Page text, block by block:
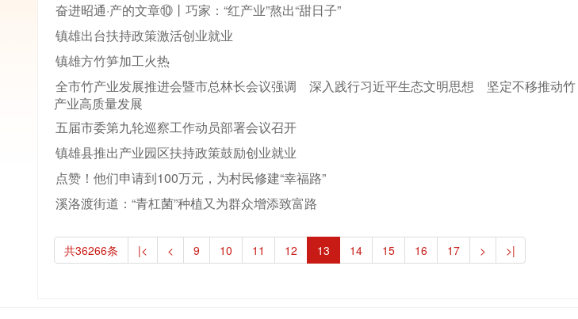
奋进昭通·产的文章⑩丨巧家：“红产业”熬出“甜日子”
镇雄出台扶持政策激活创业就业
镇雄方竹笋加工火热
全市竹产业发展推进会暨市总林长会议强调 深入践行习近平生态文明思想 坚定不移推动竹
产业高质量发展
五届市委第九轮巡察工作动员部署会议召开
镇雄县推出产业园区扶持政策鼓励创业就业
点赞！他们申请到100万元，为村民修建“幸福路”
溪洛渡街道：“青杠菌”种植又为群众增添致富路
共36266条 |< < 9 10 11 12 13 14 15 16 17 > >|